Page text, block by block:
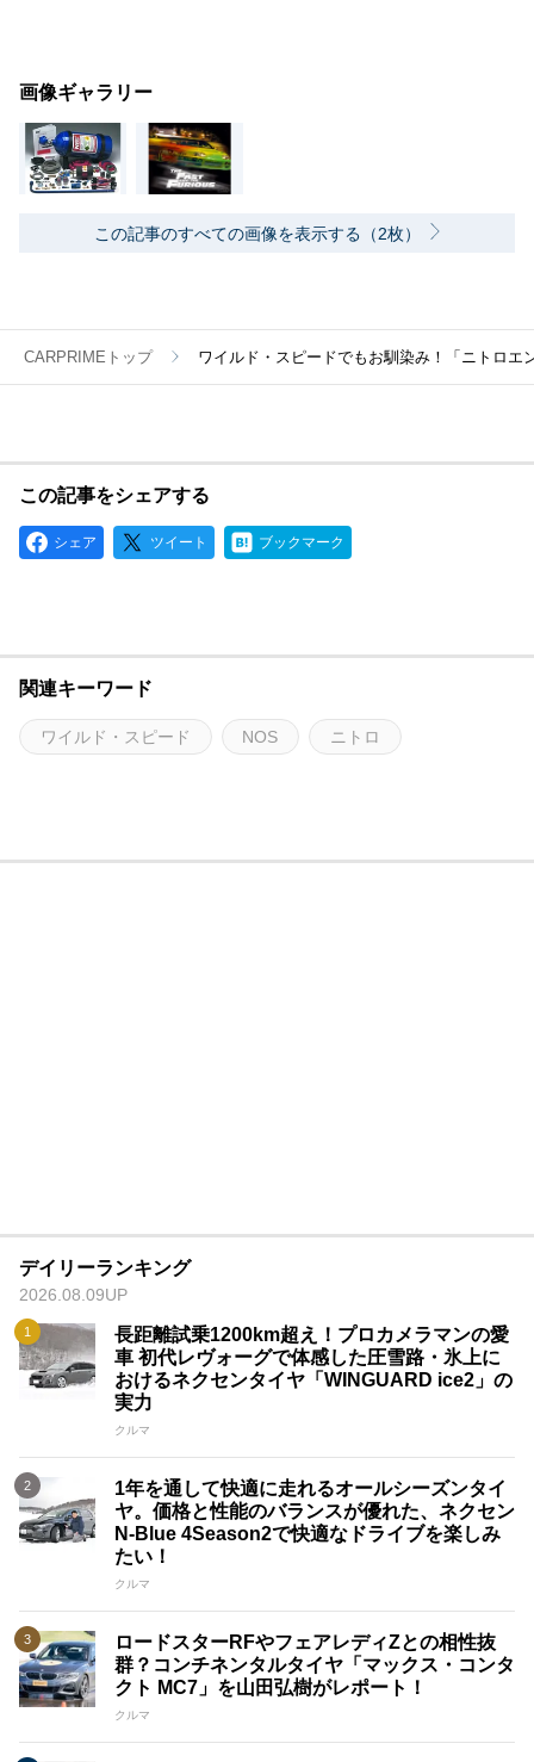
画像ギャラリー
この記事のすべての画像を表示する（2枚）
CARPRIMEトップ ワイルド・スピードでもお馴染み！「ニトロ
この記事をシェアする
シェア ツイート ブックマーク
関連キーワード
ワイルド・スピード NOS ニトロ
デイリーランキング
2026.08.09UP
長距離試乗1200km超え！プロカメラマンの愛
車 初代レヴォーグで体感した圧雪路・氷上に
おけるネクセンタイヤ「WINGUARD ice2」の
実力
クルマ
1年を通して快適に走れるオールシーズンタイ
ヤ。価格と性能のバランスが優れた、ネクセン
N-Blue 4Season2で快適なドライブを楽しみ
たい！
クルマ
ロードスターRFやフェアレディZとの相性抜
群？コンチネンタルタイヤ「マックス・コンタ
クト MC7」を山田弘樹がレポート！
クルマ